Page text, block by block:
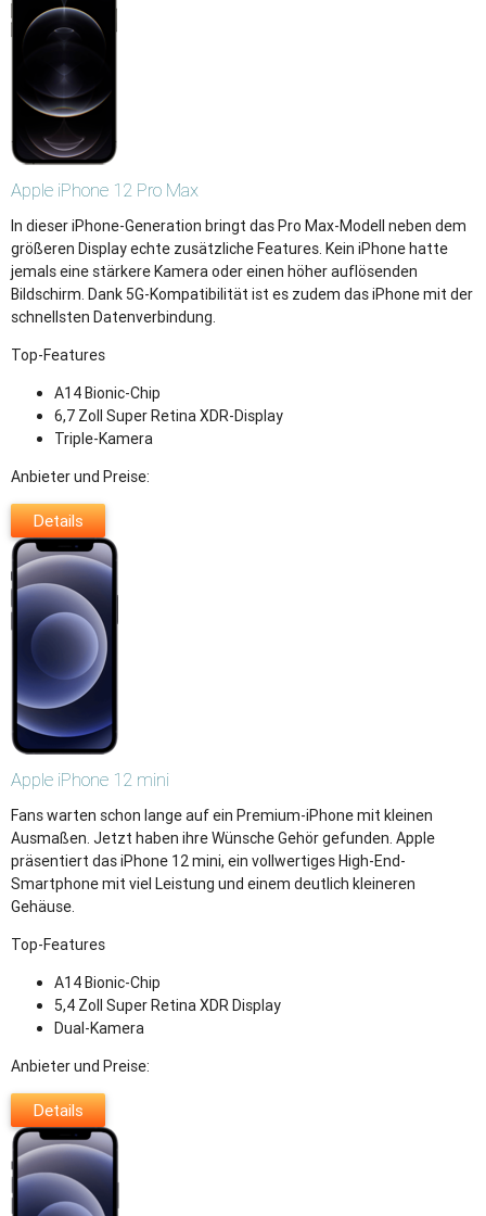
Apple iPhone 12 Pro Max
In dieser iPhone-Generation bringt das Pro Max-Modell neben dem
größeren Display echte zusätzliche Features. Kein iPhone hatte
jemals eine stärkere Kamera oder einen höher auflösenden
Bildschirm. Dank 5G-Kompatibilität ist es zudem das iPhone mit der
schnellsten Datenverbindung.
Top-Features
A14 Bionic-Chip
6,7 Zoll Super Retina XDR-Display
Triple-Kamera
Anbieter und Preise:
Details
Apple iPhone 12 mini
Fans warten schon lange auf ein Premium-iPhone mit kleinen
Ausmaßen. Jetzt haben ihre Wünsche Gehör gefunden. Apple
präsentiert das iPhone 12 mini, ein vollwertiges High-End-
Smartphone mit viel Leistung und einem deutlich kleineren
Gehäuse.
Top-Features
A14 Bionic-Chip
5,4 Zoll Super Retina XDR Display
Dual-Kamera
Anbieter und Preise:
Details